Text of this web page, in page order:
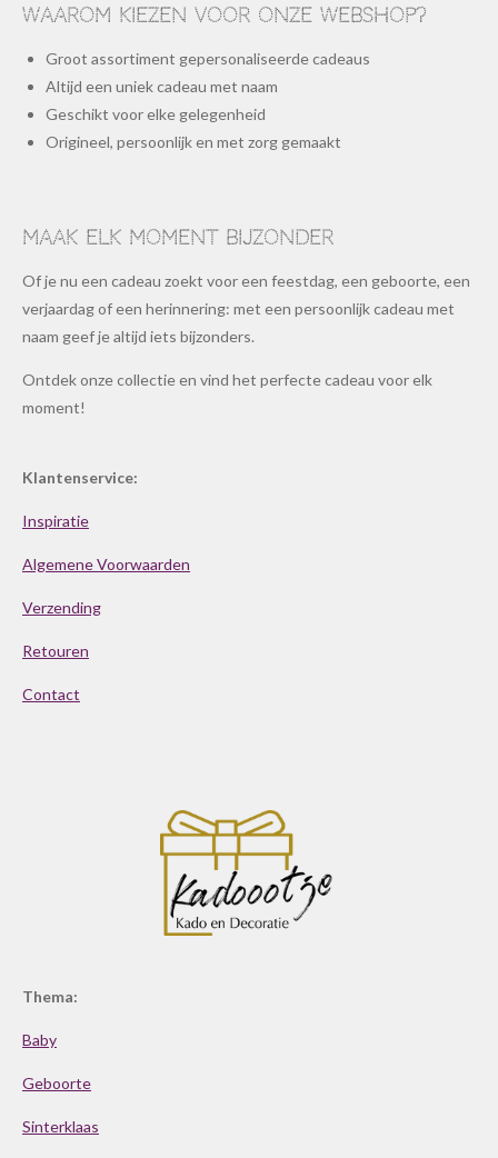
Waarom kiezen voor onze webshop?
Groot assortiment gepersonaliseerde cadeaus
Altijd een uniek cadeau met naam
Geschikt voor elke gelegenheid
Origineel, persoonlijk en met zorg gemaakt
Maak elk moment bijzonder
Of je nu een cadeau zoekt voor een feestdag, een geboorte, een
verjaardag of een herinnering: met een persoonlijk cadeau met
naam geef je altijd iets bijzonders.
Ontdek onze collectie en vind het perfecte cadeau voor elk
moment!
Klantenservice:
Inspiratie
Algemene Voorwaarden
Verzending
Retouren
Contact
Thema:
Baby
Geboorte
Sinterklaas